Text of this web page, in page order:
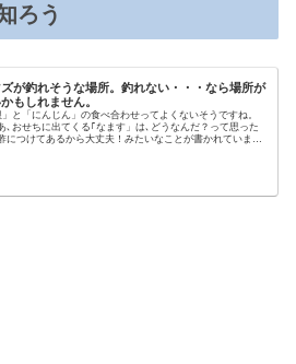
ろう
が釣れそうな場所。釣れない・・・なら場所が
もしれません。
」と「にんじん」の食べ合わせってよくないそうですね。
､おせちに出てくる｢なます」は､どうなんだ？って思った
につけてあるから大丈夫！みたいなことが書かれていまし